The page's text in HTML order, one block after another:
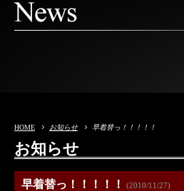
HOME お知らせ 早着替っ！！！！！
お知らせ
早着替っ！！！！！ (2010/11/27)